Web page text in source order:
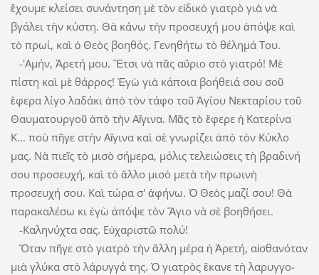
ἔχουμε κλείσει συνάντηση μὲ τὸν εἰδικὸ γιατρὸ γιὰ νὰ
βγάλει τὴν κύστη. Θὰ κάνω τὴν προσευχή μου ἀπόψε καὶ
τὸ πρωί, καὶ ὁ Θεὸς βοηθός. Γενηθήτω τὸ θέλημά Του.
-'Αμήν, Ἀρετή μου. Ἔτσι νὰ πᾶς αὔ­ριο στὸ γιατρό! Μὲ
πίστη καὶ μὲ θάρρος! Ἐγὼ γιὰ κάποια βοήθειά σου σοῦ
ἔφερα λίγο λαδάκι ἀπὸ τὸν τάφο τοῦ Ἁγίου Νεκταρίου τοῦ
Θαυματουργοῦ ἀπὸ τὴν Αἴγινα. Μᾶς τὸ ἔφερε ἡ Κατερίνα
Κ... ποὺ πῆγε στὴν Αἴγινα καὶ σὲ γνωρίζει ἀπὸ τὸν Κύκλο
μας. Νὰ πιεῖς τὸ μισὸ σήμερα, μόλις τελειώσεις τὴ βραδινή
σου προσευχή, καὶ τὸ ἄλλο μισὸ μετὰ τὴν πρωινὴ
προσευχή σου. Καὶ τώρα σ' ἀφήνω. Ὁ Θεὸς μαζί σου! Θὰ
παρακαλέσω κι ἐγὼ ἀπόψε τὸν Ἅγιο νὰ σὲ βοηθήσει.
-Καληνύχτα σας. Εὐχαριστῶ πολύ!
Ὅταν πῆγε στὸ γιατρὸ τὴν ἄλλη μέ­ρα ἡ Ἀρετή, αἰσθανόταν
μιὰ γλύκα στὸ λάρυγ­γά της. Ὁ γιατρὸς ­ἔκανε τὴ λαρυγγο­